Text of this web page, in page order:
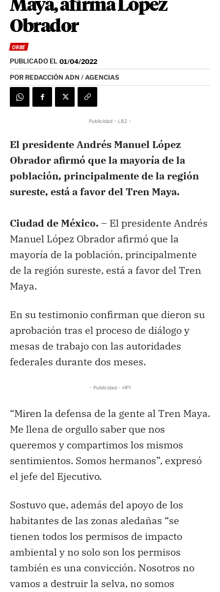
Maya, afirma López
Obrador
ORBE
PUBLICADO EL 01/04/2022
POR REDACCIÓN ADN / AGENCIAS
Publicidad - LB2 -
El presidente Andrés Manuel López
Obrador afirmó que la mayoría de la
población, principalmente de la región
sureste, está a favor del Tren Maya.
Ciudad de México. – El presidente Andrés
Manuel López Obrador afirmó que la
mayoría de la población, principalmente
de la región sureste, está a favor del Tren
Maya.
En su testimonio confirman que dieron su
aprobación tras el proceso de diálogo y
mesas de trabajo con las autoridades
federales durante dos meses.
- Publicidad - HP1
“Miren la defensa de la gente al Tren Maya.
Me llena de orgullo saber que nos
queremos y compartimos los mismos
sentimientos. Somos hermanos”, expresó
el jefe del Ejecutivo.
Sostuvo que, además del apoyo de los
habitantes de las zonas aledañas “se
tienen todos los permisos de impacto
ambiental y no solo son los permisos
también es una convicción. Nosotros no
vamos a destruir la selva, no somos